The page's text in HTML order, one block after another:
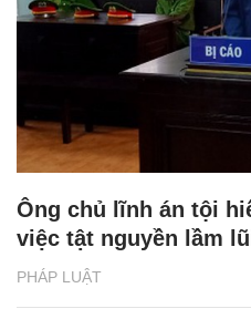
PHÁP LUẬT
Ông chủ lĩnh án tội
việc tật nguyền lầm